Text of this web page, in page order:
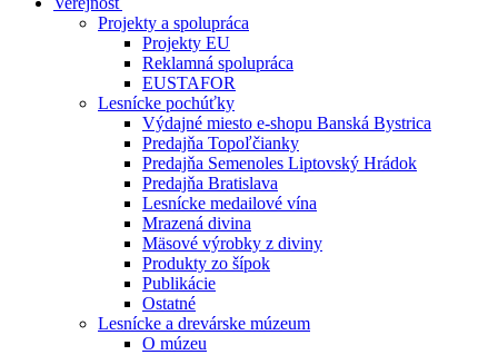
Projekty a spolupráca
Projekty EU
Reklamná spolupráca
EUSTAFOR
Lesnícke pochúťky
Výdajné miesto e-shopu Banská Bystrica
Predajňa Topoľčianky
Predajňa Semenoles Liptovský Hrádok
Predajňa Bratislava
Lesnícke medailové vína
Mrazená divina
Mäsové výrobky z diviny
Produkty zo šípok
Publikácie
Ostatné
Lesnícke a drevárske múzeum
O múzeu